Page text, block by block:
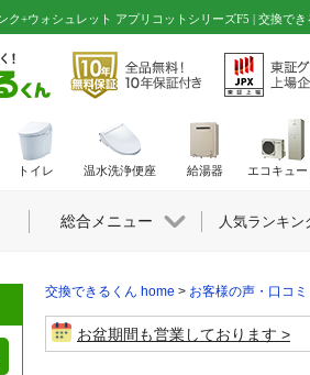
+ウォシュレット アプリコットシリーズF5 | 交換で
交換できるくん home > お客様の声・口コミ
お盆期間も営業しております
トイレ 温水洗浄便座 給湯器 エコキュー
総合メニュー 人気ランキン